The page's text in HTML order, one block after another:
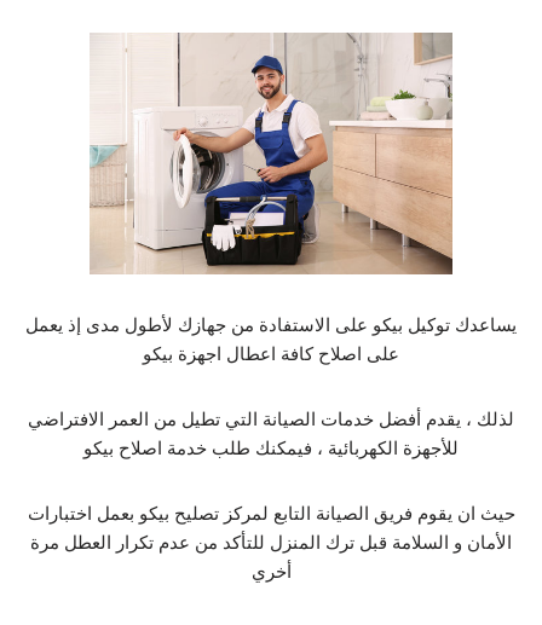
يساعدك توكيل بيكو على الاستفادة من جهازك لأطول مدى إذ يعمل
على اصلاح كافة اعطال اجهزة بيكو
لذلك ، يقدم أفضل خدمات الصيانة التي تطيل من العمر الافتراضي
للأجهزة الكهربائية ، فيمكنك طلب خدمة اصلاح بيكو
حيث ان يقوم فريق الصيانة التابع لمركز تصليح بيكو بعمل اختبارات
الأمان و السلامة قبل ترك المنزل للتأكد من عدم تكرار العطل مرة
أخري